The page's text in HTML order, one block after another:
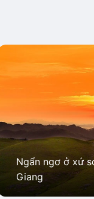
Ngẩn ngơ ở xứ
Giang